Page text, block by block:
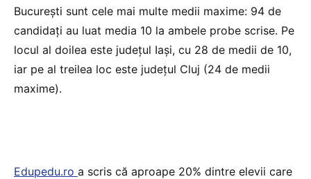
București sunt cele mai multe medii maxime: 94 de
candidați au luat media 10 la ambele probe scrise. Pe
locul al doilea este județul Iași, cu 28 de medii de 10,
iar pe al treilea loc este județul Cluj (24 de medii
maxime).
Edupedu.ro a scris că aproape 20% dintre elevii care